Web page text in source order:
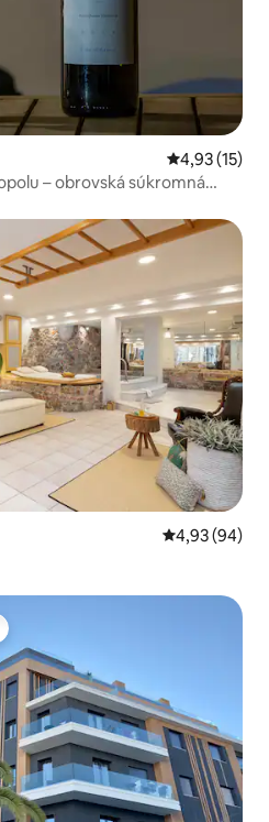
Priemerné
4,93 (15)
– obrovská súkromná
Priemerné
4,93 (94)